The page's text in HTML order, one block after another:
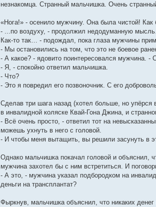
незнакомца. Странный мальчишка. Очень
«Нога!» - осенило мужчину. Она была чистой!
- ...по воздуху, - продолжил недодуманную
Как-то так… - подождал, пока глаза мужчины
- Мы остановились на том, что это не боевое
- А какое? - ядовито поинтересовался мужчина. -
- Я, - спокойно ответил мальчишка.
- Что?
- Это я повредил его позвоночник. С его
Сделав три шага назад (хотел больше, но
в инвалидной коляске Квай-Гона Джина, и
- Всё очень просто, - ответил тот на
можешь ухнуть в него с головой.
- И чтобы меня вытащить, вы решили засунуть в
Однако мальчишка покачал головой и объяснил,
мужчина захотел бы с ним встретиться. И
- А это, - мужчина указал подбородком на
деньги на трансплантат?
Фыркнув, мальчишка объяснил, что никаких